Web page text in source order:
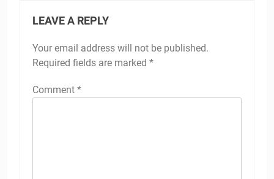
LEAVE A REPLY
Your email address will not be published.
Required fields are marked *
Comment *